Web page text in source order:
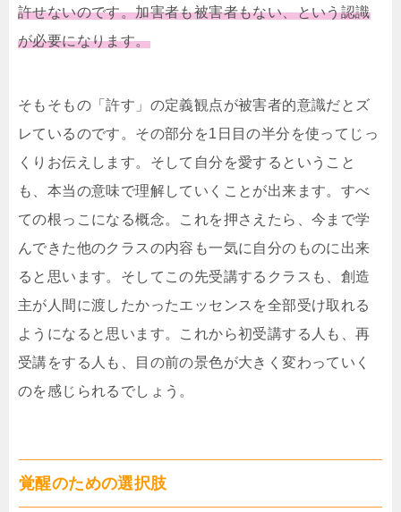
許せないのです。加害者も被害者もない、という認識
が必要になります。
そもそもの「許す」の定義観点が被害者的意識だとズ
レているのです。 その部分を1日目の半分を使ってじっ
くりお伝えします。 そして自分を愛するということ
も、本当の意味で理解していくことが出来ます。 すべ
ての根っこになる概念。これを押さえたら、今まで学
んできた他のクラスの内容も一気に自分のものに出来
ると思います。 そしてこの先受講するクラスも、創造
主が人間に渡したかったエッセンスを全部受け取れる
ようになると思います。 これから初受講する人も、再
受講をする人も、目の前の景色が大きく変わっていく
のを感じられるでしょう。
覚醒のための選択肢